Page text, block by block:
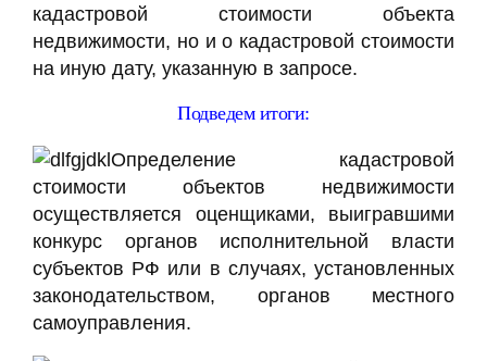
кадастровой стоимости объекта
недвижимости, но и о кадастровой стоимости
на иную дату, указанную в запросе.
Подведем итоги:
Определение кадастровой
стоимости объектов недвижимости
осуществляется оценщиками, выигравшими
конкурс органов исполнительной власти
субъектов РФ или в случаях, установленных
законодательством, органов местного
самоуправления.